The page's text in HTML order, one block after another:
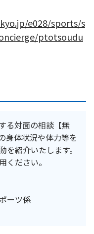
e028/sports/s
ptotsoudu
る対面の相談【無
身体状況や体力等を
紹介いたします。
ください。
ーツ係